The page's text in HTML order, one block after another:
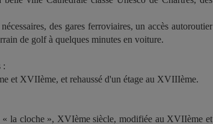
des gares ferroviaires, un accès autoroutier
de golf à quelques minutes en voiture.
:
et XVIIème, et rehaussé d'un étage au XVIIIème.
la cloche », XVIème siècle, modifiée au XVIIème et